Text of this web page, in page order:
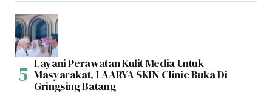
Layani Perawatan Kulit Media Untuk
Masyarakat, LAARYA SKIN Clinic Buka Di
Gringsing Batang